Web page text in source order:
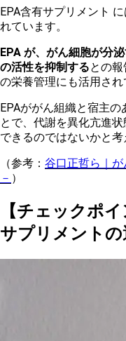
EPA含有サプリメント
れています。
EPA が、がん細胞が分
の活性を抑制するとの
の栄養管理にも活用され
EPAががん組織と宿主
とで、代謝を異化亢進
できるのではないかと考
（参考： 谷口正哲ら｜
－ ）
【チェックポ
サプリメント